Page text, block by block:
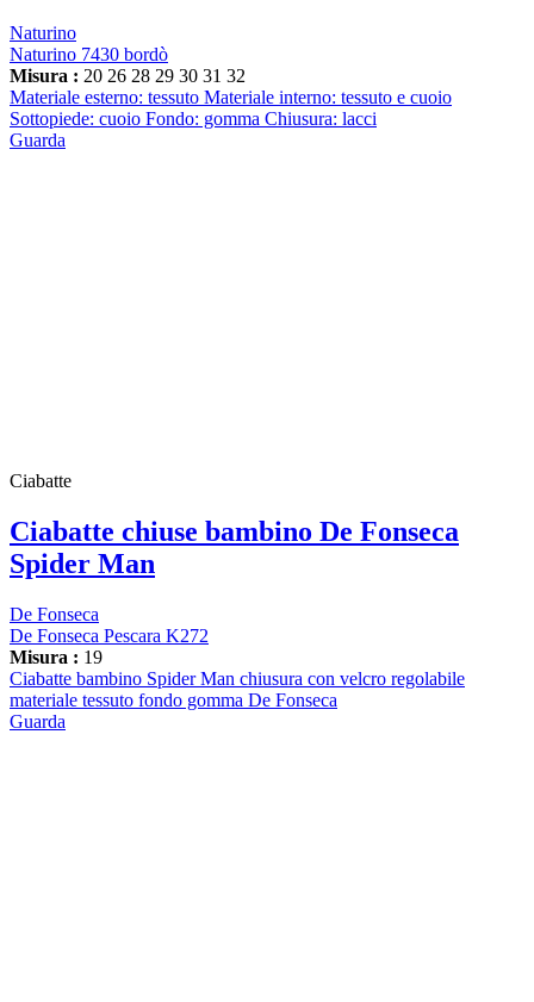
Naturino
Naturino 7430 bordò
Misura : 20 26 28 29 30 31 32
Materiale esterno: tessuto Materiale interno: tessuto e cuoio
Sottopiede: cuoio Fondo: gomma Chiusura: lacci
Guarda
Ciabatte
Ciabatte chiuse bambino De Fonseca
Spider Man
De Fonseca
De Fonseca Pescara K272
Misura : 19
Ciabatte bambino Spider Man chiusura con velcro regolabile
materiale tessuto fondo gomma De Fonseca
Guarda